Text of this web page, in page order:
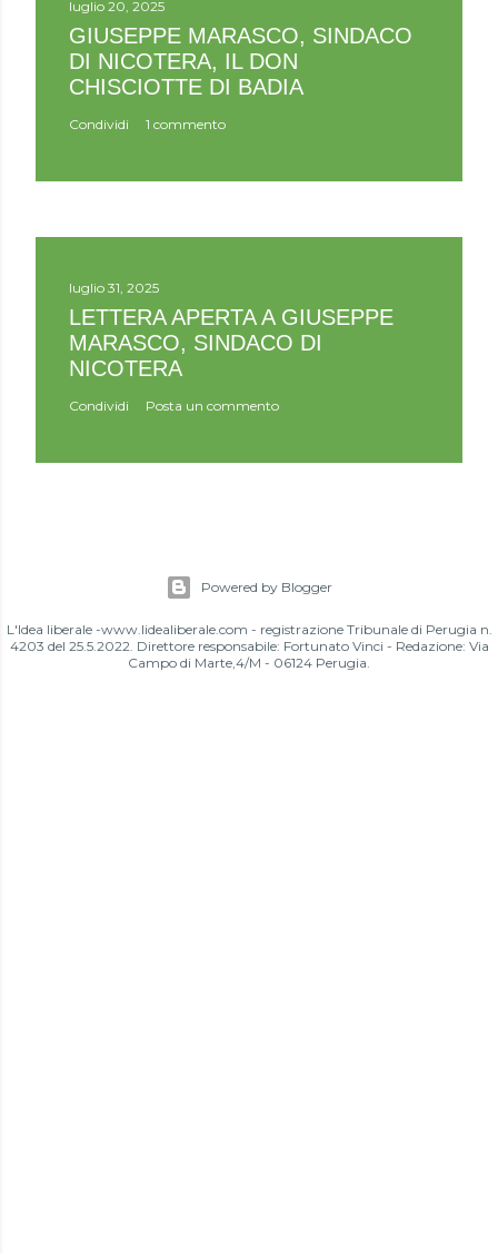
luglio 20, 2025
GIUSEPPE MARASCO, SINDACO
DI NICOTERA, IL DON
CHISCIOTTE DI BADIA
Condividi 1 commento
luglio 31, 2025
LETTERA APERTA A GIUSEPPE
MARASCO, SINDACO DI
NICOTERA
Condividi Posta un commento
Powered by Blogger
L'Idea liberale -www.lidealiberale.com - registrazione Tribunale di Perugia n.
4203 del 25.5.2022. Direttore responsabile: Fortunato Vinci - Redazione: Via
Campo di Marte,4/M - 06124 Perugia.